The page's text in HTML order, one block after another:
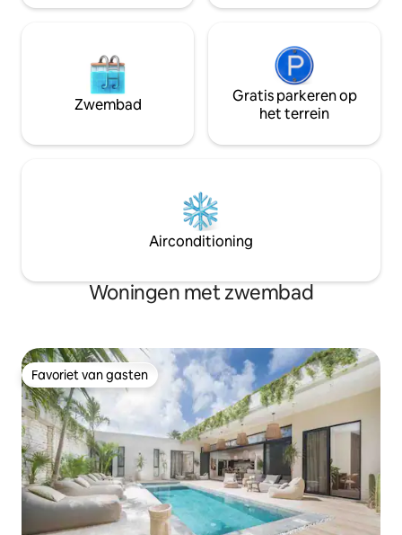
Zwembad
Gratis parkeren op
het terrein
Airconditioning
Woningen met zwembad
Favoriet van gasten
Favoriet van gasten